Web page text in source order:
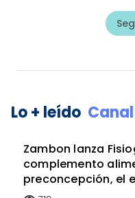
Lo + leído
Zambon lanza
complemento
preconcepción, el